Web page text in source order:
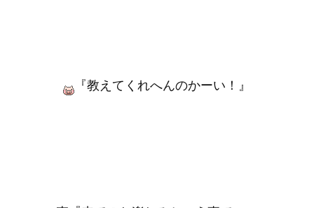
『教えてくれへんのかーい！』